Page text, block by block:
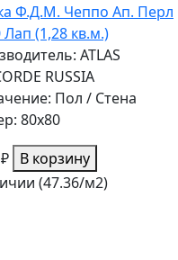
Ф.Д.М. Чеппо Ап. Перл
Лап (1,28 кв.м.)
ATLAS
RUSSIA
Пол / Стена
80x80
В корзину
(47.36/м2)